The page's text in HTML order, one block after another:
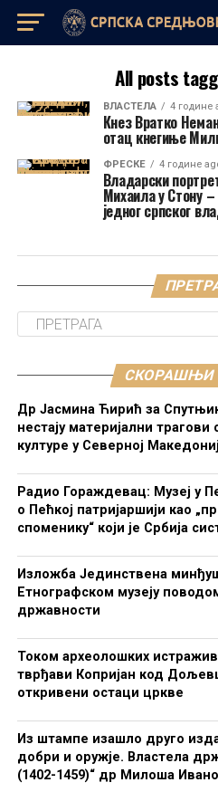
All posts
ВЛАСТЕЛА 4 године
Кнез Вратко
отац кнегиње
ФРЕСКЕ 4 године
Владарски
Михаила у Стону
једног српског
СКОРАШЊИ
Др Јасмина Ћирић за
нестају материјални
културе у Северној
Радио Гораждевац: Музеј у
о Пећкој патријаршији као
споменику“ који је Србија
Изложба Јединствена
Етнографском музеју
државности
Током археолошких
тврђави Копријан код
откривени остаци цркве
Из штампе изашло друго
добри и оружје. Властела
(1402-1459)“ др Милоша